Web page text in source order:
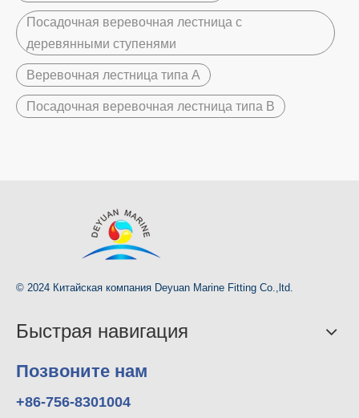
Посадочная веревочная лестница с
деревянными ступенями
Веревочная лестница типа А
Посадочная веревочная лестница типа B
© 2024 Китайская компания Deyuan Marine Fitting Co.,ltd.
Быстрая навигация
Позвоните нам
+86-756-8301004